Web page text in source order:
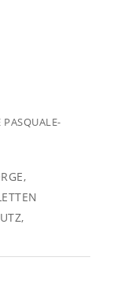
,
,